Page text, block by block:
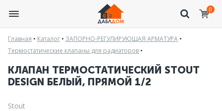
0
Главная • Каталог • ЗАПОРНО-РЕГУЛИРУЮЩАЯ АРМАТУРА •
Термостатические клапаны для радиаторов •
КЛАПАН ТЕРМОСТАТИЧЕСКИЙ STOUT
DESIGN БЕЛЫЙ, ПРЯМОЙ 1/2
Stout